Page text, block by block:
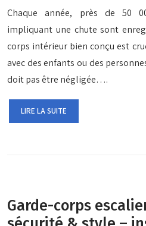
Chaque année, près de 50
impliquant une chute sont
corps intérieur bien conçu est
avec des enfants ou des
doit pas être négligée….
LIRE LA SUITE
Garde-corps